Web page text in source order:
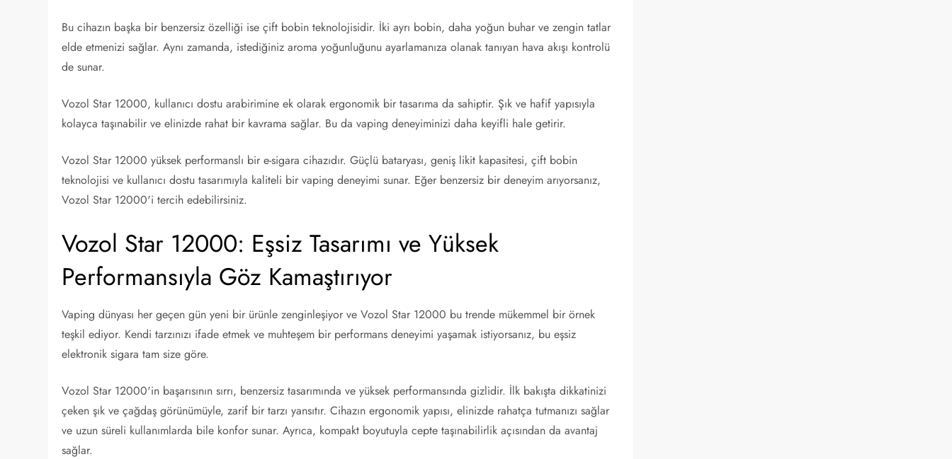
Bu cihazın başka bir benzersiz özelliği ise çift bobin teknolojisidir. İki ayrı bobin, daha yoğun buhar ve zengin tatlar
elde etmenizi sağlar. Aynı zamanda, istediğiniz aroma yoğunluğunu ayarlamanıza olanak tanıyan hava akışı kontrolü
de sunar.
Vozol Star 12000, kullanıcı dostu arabirimine ek olarak ergonomik bir tasarıma da sahiptir. Şık ve hafif yapısıyla
kolayca taşınabilir ve elinizde rahat bir kavrama sağlar. Bu da vaping deneyiminizi daha keyifli hale getirir.
Vozol Star 12000 yüksek performanslı bir e-sigara cihazıdır. Güçlü bataryası, geniş likit kapasitesi, çift bobin
teknolojisi ve kullanıcı dostu tasarımıyla kaliteli bir vaping deneyimi sunar. Eğer benzersiz bir deneyim arıyorsanız,
Vozol Star 12000'i tercih edebilirsiniz.
Vozol Star 12000: Eşsiz Tasarımı ve Yüksek
Performansıyla Göz Kamaştırıyor
Vaping dünyası her geçen gün yeni bir ürünle zenginleşiyor ve Vozol Star 12000 bu trende mükemmel bir örnek
teşkil ediyor. Kendi tarzınızı ifade etmek ve muhteşem bir performans deneyimi yaşamak istiyorsanız, bu eşsiz
elektronik sigara tam size göre.
Vozol Star 12000'in başarısının sırrı, benzersiz tasarımında ve yüksek performansında gizlidir. İlk bakışta dikkatinizi
çeken şık ve çağdaş görünümüyle, zarif bir tarzı yansıtır. Cihazın ergonomik yapısı, elinizde rahatça tutmanızı sağlar
ve uzun süreli kullanımlarda bile konfor sunar. Ayrıca, kompakt boyutuyla cepte taşınabilirlik açısından da avantaj
sağlar.